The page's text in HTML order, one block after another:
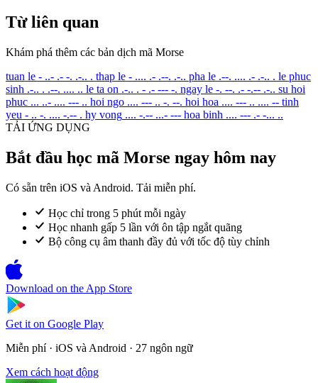
Từ liên quan
Khám phá thêm các bản dịch mã Morse
tuan le - ..- .- -. .-.. . thap le - .... .- .--. .-.. pha le .--. .... .- .-.. . le phuc
sinh .-.. . .--. .... .. le ta on .-.. . - .- --- -. ngay le -. --. .- -.-- .-.. su hoi
phuc ... ..- .... --- .. hoi ngo .... --- .. -. --. hoi hoa .... --- .. .... -- tinh
yeu - .. -. .... -.-- . hy vong .... -.-- ...- --- hoa binh .... --- .- -... ..
TẢI ỨNG DỤNG
Bắt đầu học mã Morse ngay hôm nay
Có sẵn trên iOS và Android. Tải miễn phí.
Học chỉ trong 5 phút mỗi ngày
Học nhanh gấp 5 lần với ôn tập ngắt quãng
Bộ công cụ âm thanh đầy đủ với tốc độ tùy chỉnh
Download on the App Store
Get it on Google Play
Miễn phí · iOS và Android · 27 ngôn ngữ
Xem cách hoạt động